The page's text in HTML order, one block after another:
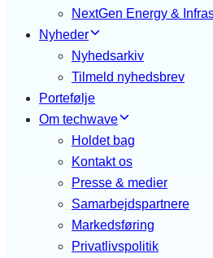
NextGen Energy &
Nyheder
Nyhedsarkiv
Tilmeld nyhedsbrev
Portefølje
Om techwave
Holdet bag
Kontakt os
Presse & medier
Samarbejdspartnere
Markedsføring
Privatlivspolitik